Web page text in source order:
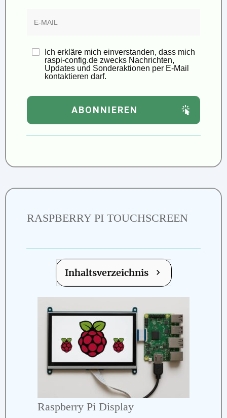
Ich erkläre mich einverstanden, dass mich
raspi-config.de zwecks Nachrichten,
Updates und Sonderaktionen per E-Mail
kontaktieren darf.
ABONNIEREN
RASPBERRY PI TOUCHSCREEN
Inhaltsverzeichnis
Raspberry Pi Display